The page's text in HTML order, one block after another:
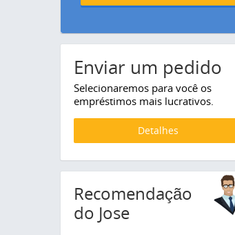
Enviar um pedido
Selecionaremos para você os
empréstimos mais lucrativos.
Detalhes
Recomendação
do Jose